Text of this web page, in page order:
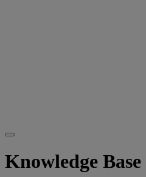
Knowledge Base